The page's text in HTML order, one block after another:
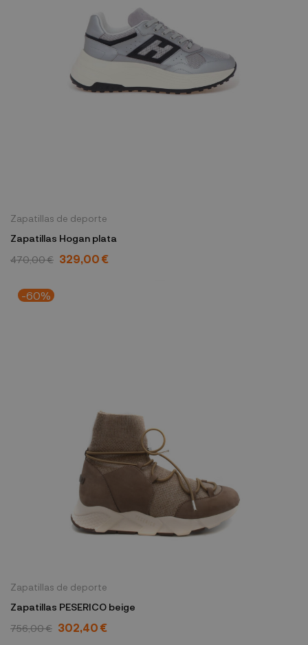
Zapatillas de deporte
Zapatillas Hogan plata
470,00 € 329,00 €
-60%
Zapatillas de deporte
Zapatillas PESERICO beige
756,00 € 302,40 €